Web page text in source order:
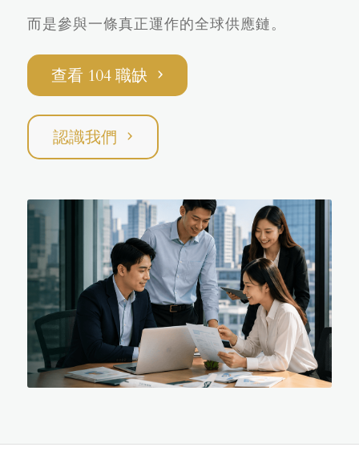
而是參與一條真正運作的全球供應鏈。
查看 104 職缺
認識我們